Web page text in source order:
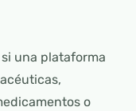
una plataforma
o